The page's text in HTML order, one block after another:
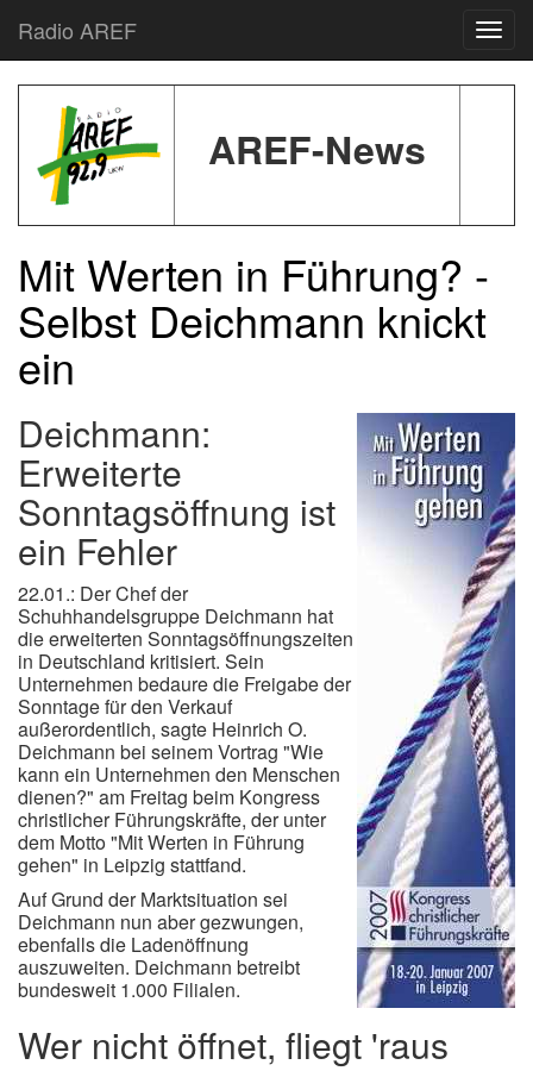
Radio AREF
AREF-News
Mit Werten in Führung? -
Selbst Deichmann knickt
ein
Deichmann:
Erweiterte
Sonntagsöffnung ist
ein Fehler
22.01.: Der Chef der
Schuhhandelsgruppe Deichmann hat
die erweiterten Sonntagsöffnungszeiten
in Deutschland kritisiert. Sein
Unternehmen bedaure die Freigabe der
Sonntage für den Verkauf
außerordentlich, sagte Heinrich O.
Deichmann bei seinem Vortrag "Wie
kann ein Unternehmen den Menschen
dienen?" am Freitag beim Kongress
christlicher Führungskräfte, der unter
dem Motto "Mit Werten in Führung
gehen" in Leipzig stattfand.
Auf Grund der Marktsituation sei
Deichmann nun aber gezwungen,
ebenfalls die Ladenöffnung
auszuweiten. Deichmann betreibt
bundesweit 1.000 Filialen.
Wer nicht öffnet, fliegt 'raus